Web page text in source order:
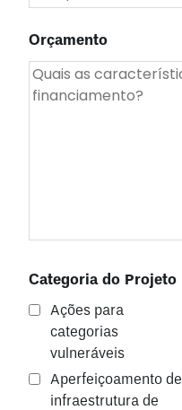
Orçamento
Categoria do Projeto
Ações para
categorias
vulneráveis
Aperfeiçoamento de
infraestrutura de